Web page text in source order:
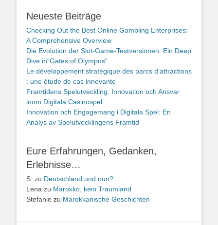
Neueste Beiträge
Checking Out the Best Online Gambling Enterprises:
A Comprehensive Overview
Die Evolution der Slot-Game-Testversionen: Ein Deep
Dive in“Gates of Olympus“
Le développement stratégique des parcs d’attractions
: une étude de cas innovante
Framtidens Spelutveckling: Innovation och Ansvar
inom Digitala Casinospel
Innovation och Engagemang i Digitala Spel: En
Analys av Spelutvecklingens Framtid
Eure Erfahrungen, Gedanken,
Erlebnisse…
S. zu Deutschland und nun?
Lena zu Marokko, kein Traumland
Stefanie zu Marokkanische Geschichten